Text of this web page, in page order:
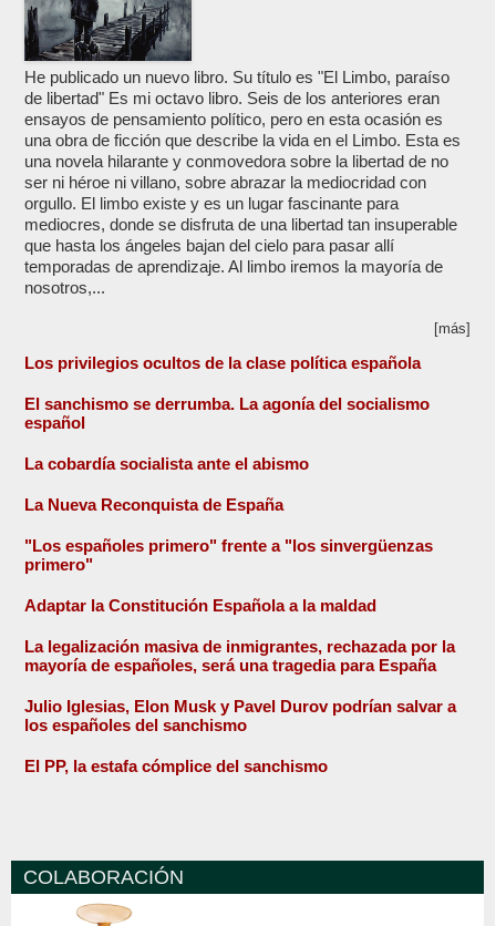
He publicado un nuevo libro. Su título es "El Limbo, paraíso
de libertad" Es mi octavo libro. Seis de los anteriores eran
ensayos de pensamiento político, pero en esta ocasión es
una obra de ficción que describe la vida en el Limbo. Esta es
una novela hilarante y conmovedora sobre la libertad de no
ser ni héroe ni villano, sobre abrazar la mediocridad con
orgullo. El limbo existe y es un lugar fascinante para
mediocres, donde se disfruta de una libertad tan insuperable
que hasta los ángeles bajan del cielo para pasar allí
temporadas de aprendizaje. Al limbo iremos la mayoría de
nosotros,...
[más]
Los privilegios ocultos de la clase política española
El sanchismo se derrumba. La agonía del socialismo
español
La cobardía socialista ante el abismo
La Nueva Reconquista de España
"Los españoles primero" frente a "los sinvergüenzas
primero"
Adaptar la Constitución Española a la maldad
La legalización masiva de inmigrantes, rechazada por la
mayoría de españoles, será una tragedia para España
Julio Iglesias, Elon Musk y Pavel Durov podrían salvar a
los españoles del sanchismo
El PP, la estafa cómplice del sanchismo
COLABORACIÓN